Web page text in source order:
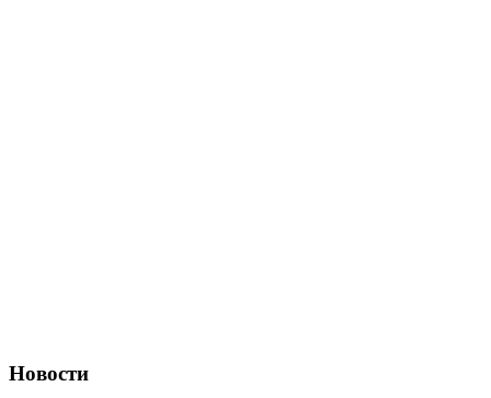
Новости